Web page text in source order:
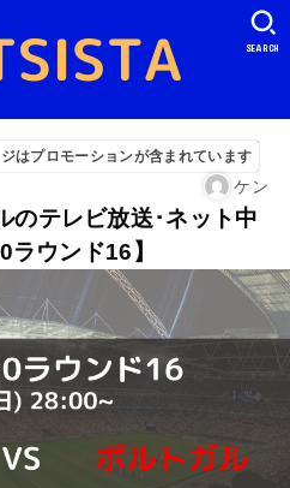
SEARCH
はプロモーションが含まれています
ケン
のテレビ放送･ネット中
ウンド16】